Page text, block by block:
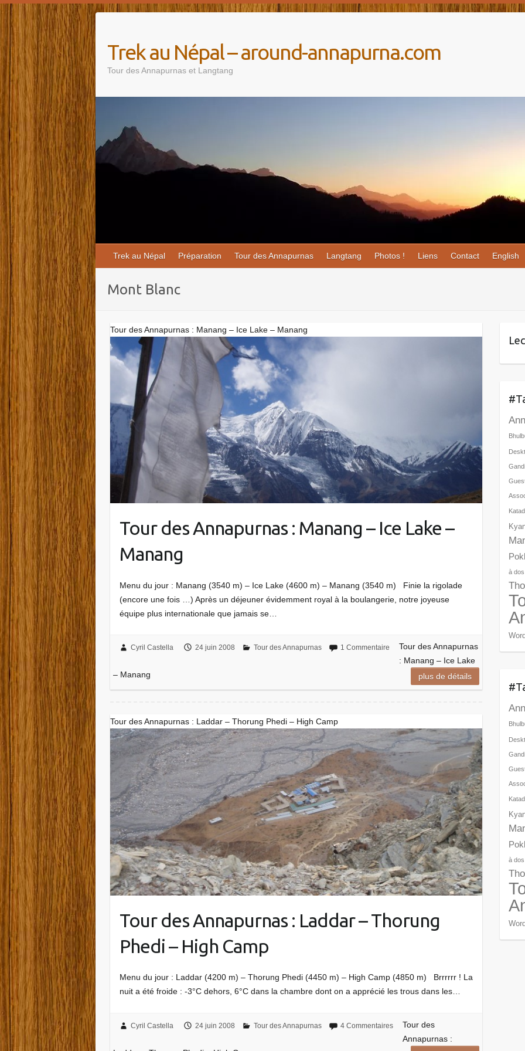
Trek au Népal – around-annapurna.com
Tour des Annapurnas et Langtang
Trek au Népal Préparation Tour des Annapurnas Langtang Photos ! Liens Contact English
Mont Blanc
Tour des Annapurnas : Manang – Ice Lake – Manang
Tour des Annapurnas : Manang – Ice Lake –
Manang
Menu du jour : Manang (3540 m) – Ice Lake (4600 m) – Manang (3540 m) Finie la rigolade
(encore une fois …) Après un déjeuner évidemment royal à la boulangerie, notre joyeuse
équipe plus internationale que jamais se…
Cyril Castella 24 juin 2008 Tour des Annapurnas 1 Commentaire
Tour des Annapurnas
: Manang – Ice Lake
– Manang
plus de détails
Tour des Annapurnas : Laddar – Thorung Phedi – High Camp
Tour des Annapurnas : Laddar – Thorung
Phedi – High Camp
Menu du jour : Laddar (4200 m) – Thorung Phedi (4450 m) – High Camp (4850 m) Brrrrrr ! La
nuit a été froide : -3°C dehors, 6°C dans la chambre dont on a apprécié les trous dans les…
Cyril Castella 24 juin 2008 Tour des Annapurnas 4 Commentaires
Tour des
Annapurnas :
Gandi
à dos
Gandi
à dos